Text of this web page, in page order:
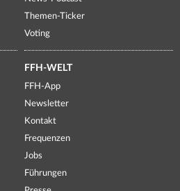
Themen-Ticker
Voting
FFH-WELT
FFH-App
Newsletter
Kontakt
Frequenzen
Jobs
Führungen